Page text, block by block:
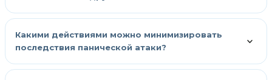
Какими действиями можно минимизировать
последствия панической атаки?